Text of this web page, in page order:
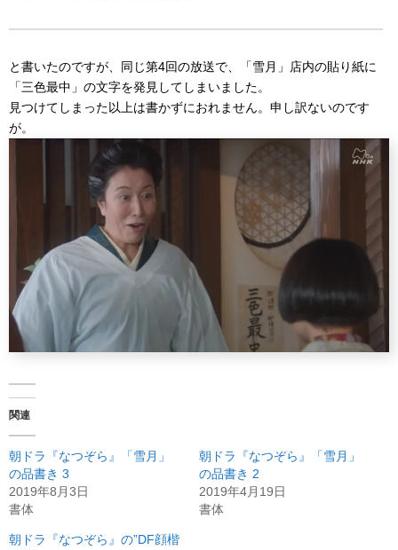
と書いたのですが、同じ第4回の放送で、「雪月」店内の貼り紙に
「三色最中」の文字を発見してしまいました。
見つけてしまった以上は書かずにおれません。申し訳ないのです
が。
関連
朝ドラ『なつぞら』「雪月」
の品書き 3
2019年8月3日
書体
朝ドラ『なつぞら』「雪月」
の品書き 2
2019年4月19日
書体
朝ドラ『なつぞら』の”DF顔楷